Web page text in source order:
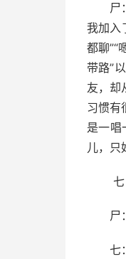
尸
我加入
都聊”“
带路”
友，却
习惯有
是一唱
儿，只
尸
七